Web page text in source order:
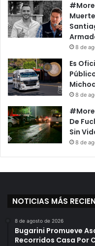
8 de
Es
8 de
De
Sin
8 de
NOTICIAS MÁS
8 de agosto de 2026
Bugarini Promueve
Recorridos Casa Por